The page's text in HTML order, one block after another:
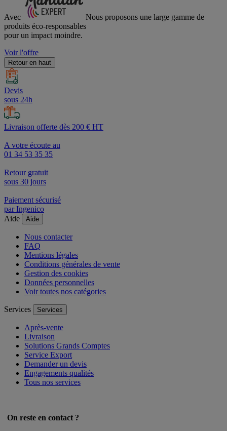
Avec
Nous proposons une large gamme de
produits éco-responsables
pour un impact moindre.
Voir l'offre
Retour en haut
Devis
sous 24h
Livraison offerte dès 200 € HT
A votre écoute au
01 34 53 35 35
Retour gratuit
sous 30 jours
Paiement sécurisé
par Ingenico
Aide
Aide
Nous contacter
FAQ
Mentions légales
Conditions générales de vente
Gestion des cookies
Données personnelles
Voir toutes nos catégories
Services Services
Après-vente
Livraison
Solutions Grands Comptes
Service Export
Demander un devis
Engagements qualités
Tous nos services
On reste en contact ?